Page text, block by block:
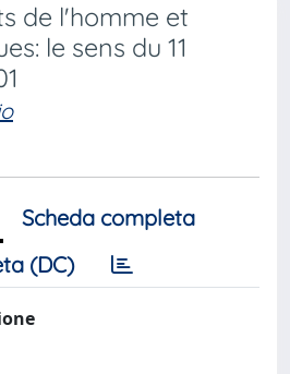
de l'homme et
le sens du 11
Scheda completa
(DC)